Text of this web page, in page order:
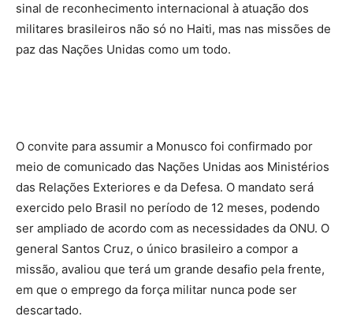
sinal de reconhecimento internacional à atuação dos
militares brasileiros não só no Haiti, mas nas missões de
paz das Nações Unidas como um todo.
O convite para assumir a Monusco foi confirmado por
meio de comunicado das Nações Unidas aos Ministérios
das Relações Exteriores e da Defesa. O mandato será
exercido pelo Brasil no período de 12 meses, podendo
ser ampliado de acordo com as necessidades da ONU. O
general Santos Cruz, o único brasileiro a compor a
missão, avaliou que terá um grande desafio pela frente,
em que o emprego da força militar nunca pode ser
descartado.